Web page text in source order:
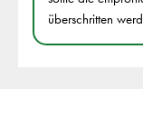
überschritten